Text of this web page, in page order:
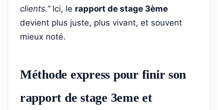
clients.”Ici, le rapport de stage 3ème
devient plus juste, plus vivant, et souvent
mieux noté.
Méthode express pour finir son
rapport de stage 3eme et